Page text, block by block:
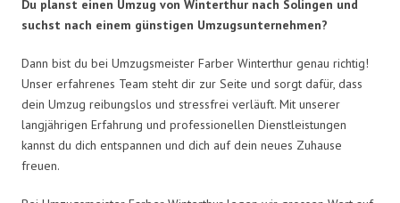
Du planst einen Umzug von Winterthur nach Solingen und
suchst nach einem günstigen Umzugsunternehmen?
Dann bist du bei Umzugsmeister Farber Winterthur genau richtig!
Unser erfahrenes Team steht dir zur Seite und sorgt dafür, dass
dein Umzug reibungslos und stressfrei verläuft. Mit unserer
langjährigen Erfahrung und professionellen Dienstleistungen
kannst du dich entspannen und dich auf dein neues Zuhause
freuen.